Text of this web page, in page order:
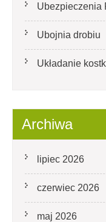
Ubezpieczenia
Ubojnia drobiu
Układanie
Archiwa
lipiec 2026
czerwiec 2026
maj 2026